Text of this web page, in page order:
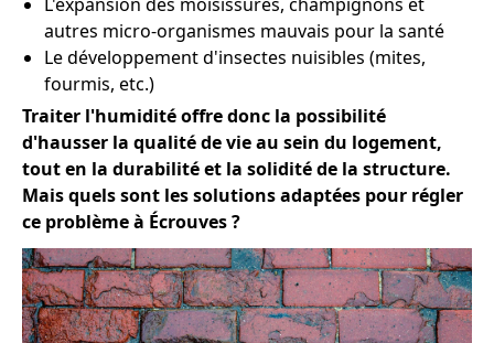
autres micro-organismes mauvais pour la santé
Le développement d'insectes nuisibles (mites,
fourmis, etc.)
Traiter l'humidité offre donc la possibilité
d'hausser la qualité de vie au sein du logement,
tout en la durabilité et la solidité de la structure.
Mais quels sont les solutions adaptées pour régler
ce problème à Écrouves ?